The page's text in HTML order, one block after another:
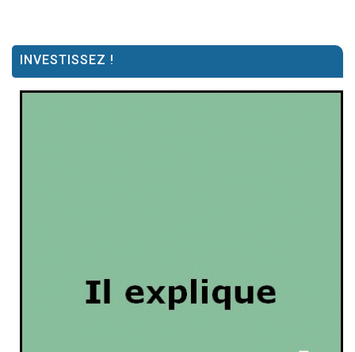
INVESTISSEZ !